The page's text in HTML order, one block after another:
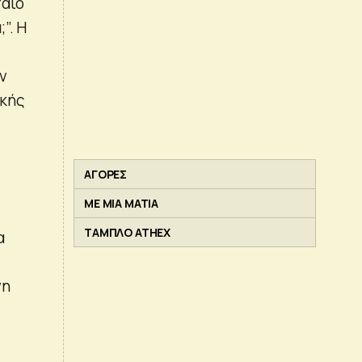
Η
ΑΓΟΡΕΣ
ΜΕ ΜΙΑ ΜΑΤΙΑ
ΤΑΜΠΛΟ ATHEX